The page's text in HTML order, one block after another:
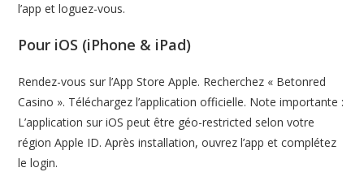
l’app et loguez-vous.
Pour iOS (iPhone & iPad)
Rendez-vous sur l’App Store Apple. Recherchez « Betonred
Casino ». Téléchargez l’application officielle. Note importante :
L’application sur iOS peut être géo-restricted selon votre
région Apple ID. Après installation, ouvrez l’app et complétez
le login.